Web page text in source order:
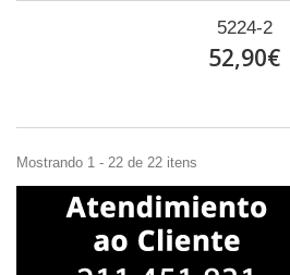
5224-2
52,90€
Mostrando 1 - 22 de 22 itens